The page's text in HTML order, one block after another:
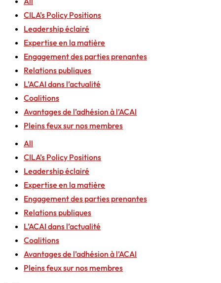
CILA’s Policy Positions
Leadership éclairé
Expertise en la matière
Engagement des parties prenantes
Relations publiques
L’ACAI dans l’actualité
Coalitions
Avantages de l’adhésion à l’ACAI
Pleins feux sur nos membres
All
CILA’s Policy Positions
Leadership éclairé
Expertise en la matière
Engagement des parties prenantes
Relations publiques
L’ACAI dans l’actualité
Coalitions
Avantages de l’adhésion à l’ACAI
Pleins feux sur nos membres